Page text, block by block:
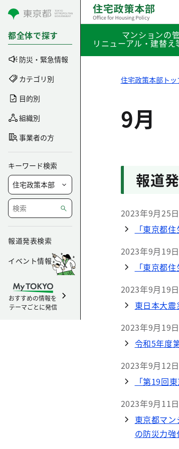
コンテンツにスキップ
都全体で探す
防災・緊急情報
カテゴリ別
目的別
組織別
事業者の方
キーワード検索
報道発表検索
イベント情報
おすすめの情報を
テーマごとに発信
マンションの
リニューアル・建替
住宅政策本部トッ
9月
報道
2023年9月25日
「東京都
2023年9月19日
「東京都
2023年9月19日
東日本大
2023年9月19日
令和5年度
2023年9月12日
「第19回
2023年9月11日
東京都マ
の防災力強